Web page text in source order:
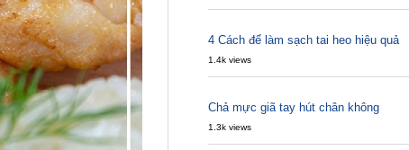
4 Cách để làm sạch tai heo hiệu quả
1.4k views
Chả mực giã tay hút chân không
1.3k views